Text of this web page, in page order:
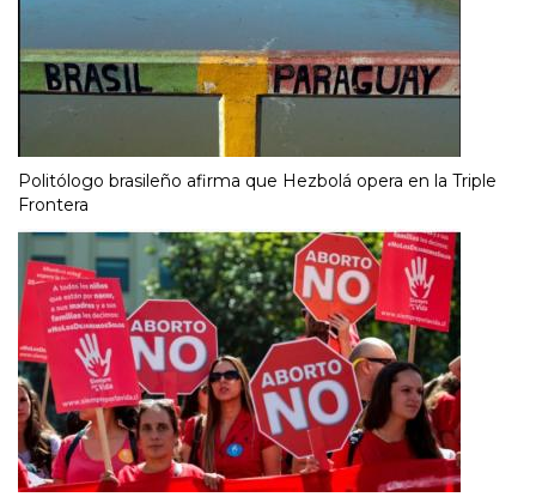
Politólogo brasileño afirma que Hezbolá opera en la Triple
Frontera